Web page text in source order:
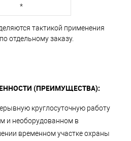
*
тактикой применения
отдельному заказу.
(ПРЕИМУЩЕСТВА):
круглосуточную работу
и необорудованном в
временном участке охраны